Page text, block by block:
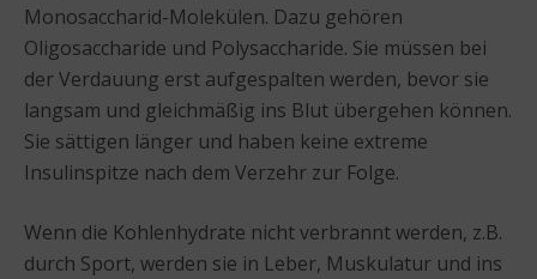
Monosaccharid-Molekülen. Dazu gehören
Oligosaccharide und Polysaccharide. Sie müssen bei
der Verdauung erst aufgespalten werden, bevor sie
langsam und gleichmäßig ins Blut übergehen können.
Sie sättigen länger und haben keine extreme
Insulinspitze nach dem Verzehr zur Folge.
Wenn die Kohlenhydrate nicht verbrannt werden, z.B.
durch Sport, werden sie in Leber, Muskulatur und ins